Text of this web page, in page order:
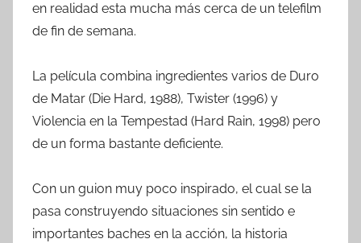
en realidad esta mucha más cerca de un telefilm
de fin de semana.
La película combina ingredientes varios de Duro
de Matar (Die Hard, 1988), Twister (1996) y
Violencia en la Tempestad (Hard Rain, 1998) pero
de un forma bastante deficiente.
Con un guion muy poco inspirado, el cual se la
pasa construyendo situaciones sin sentido e
importantes baches en la acción, la historia